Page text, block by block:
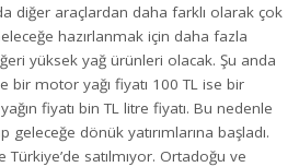
diğer araçlardan daha farklı olarak çok
hazırlanmak için daha fazla
yüksek yağ ürünleri olacak. Şu anda
motor yağı fiyatı 100 TL ise bir
fiyatı bin TL litre fiyatı. Bu nedenle
geleceğe dönük yatırımlarına başladı.
satılmıyor. Ortadoğu ve